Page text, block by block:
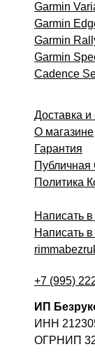
Доставка и
О магазине
Гарантия
Политика
Написать
Написать
+7 (995)
ИП
ИНН
ОГРНИП
Garmin
Garmin
Garmin
Garmin
Cadence